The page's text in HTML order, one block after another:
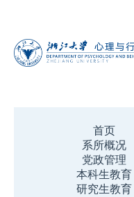
首页
系所概况
党政管理
本科生教育
研究生教育